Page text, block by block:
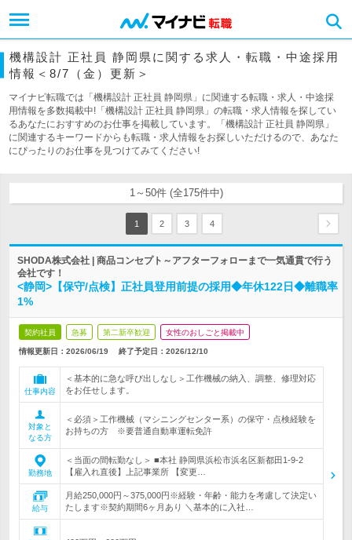
機構設計 正社員 静岡県に関する求人・転職・中途採用
情報＜8/7（金）更新＞
マイナビ転職では「機構設計 正社員 静岡県」に関連する転職・求人・中途採
用情報を多数掲載中!「機構設計 正社員 静岡県」の転職・求人情報を探してい
るあなたにおすすめのお仕事を掲載しています。「機構設計 正社員 静岡県」
に関連するキーワードからも転職・求人情報をお探しいただけるので、あなた
にぴったりのお仕事を見つけてみてください!
1～50件 (全175件中)
1 2 3 4
SHODA株式会社 | 商品コンセプト～アフターフォローまで一気通貫で行う
会社です！
<静岡>【保守/点検】正社員登用前提の採用◆年休122日◆離職率
1%
契約社員 急募 第二新卒歓迎 女性のおしごと掲載中
情報更新日：2026/06/19 終了予定日： 2026/12/10
仕事内容
＜基本的に急な呼び出しなし＞工作機械の納入、調整、修理対応
をお任せします。
対象と
なる方
＜必須＞工作機械（マシニングセンター系）の保守・点検経験を
お持ちの方 ※要普通自動車運転免許
勤務地
＜当面の間転勤なし＞ ■本社 静岡県浜松市浜名区新都田1-9-2
【雇入れ直後】上記事業所 【変更…
給与
月給250,000円～375,000円※経験・年齢・能力を考慮して決定い
たします※契約期間6ヶ月あり ＼基本的に入社…